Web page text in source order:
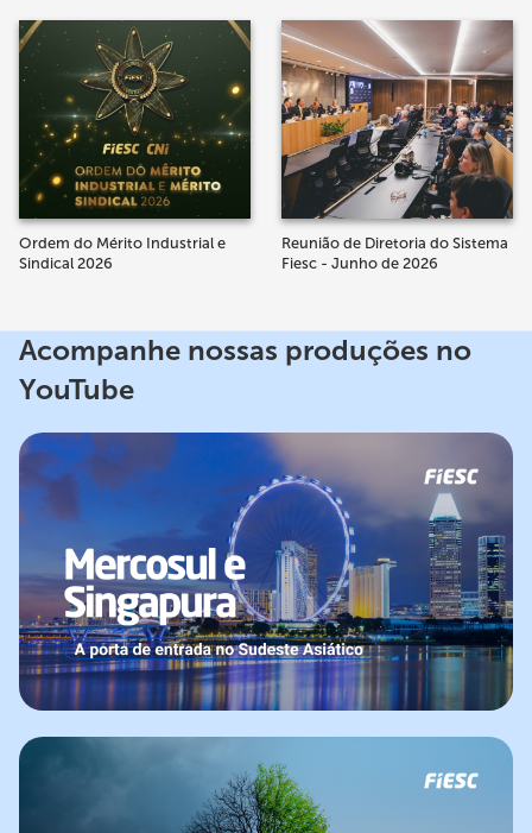
Ordem do Mérito Industrial e
Sindical 2026
Reunião de Diretoria do Sistema
Fiesc - Junho de 2026
Acompanhe nossas produções no
YouTube